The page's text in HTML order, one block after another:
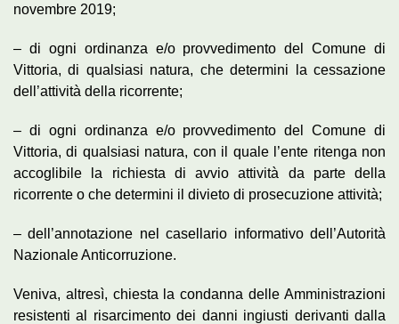
novembre 2019;
– di ogni ordinanza e/o provvedimento del Comune di
Vittoria, di qualsiasi natura, che determini la cessazione
dell’attività della ricorrente;
– di ogni ordinanza e/o provvedimento del Comune di
Vittoria, di qualsiasi natura, con il quale l’ente ritenga non
accoglibile la richiesta di avvio attività da parte della
ricorrente o che determini il divieto di prosecuzione attività;
– dell’annotazione nel casellario informativo dell’Autorità
Nazionale Anticorruzione.
Veniva, altresì, chiesta la condanna delle Amministrazioni
resistenti al risarcimento dei danni ingiusti derivanti dalla